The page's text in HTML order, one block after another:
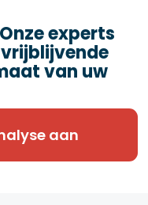
experts
van uw
aan